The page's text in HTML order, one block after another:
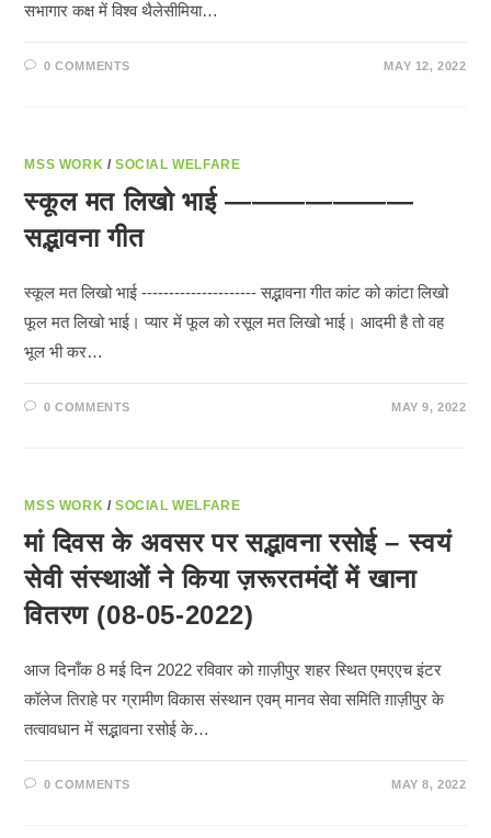
सभागार कक्ष में विश्व थैलेसीमिया…
0 COMMENTS MAY 12, 2022
MSS WORK /SOCIAL WELFARE
स्कूल मत लिखो भाई ———————
सद्भावना गीत
स्कूल मत लिखो भाई --------------------- सद्भावना गीत कांट को कांटा लिखो
फूल मत लिखो भाई। प्यार में फूल को रसूल मत लिखो भाई। आदमी है तो वह
भूल भी कर…
0 COMMENTS MAY 9, 2022
MSS WORK /SOCIAL WELFARE
मां दिवस के अवसर पर सद्भावना रसोई – स्वयं
सेवी संस्थाओं ने किया ज़रूरतमंदों में खाना
वितरण (08-05-2022)
आज दिनाँक 8 मई दिन 2022 रविवार को ग़ाज़ीपुर शहर स्थित एमएएच इंटर
कॉलेज तिराहे पर ग्रामीण विकास संस्थान एवम् मानव सेवा समिति ग़ाज़ीपुर के
तत्वावधान में सद्भावना रसोई के…
0 COMMENTS MAY 8, 2022